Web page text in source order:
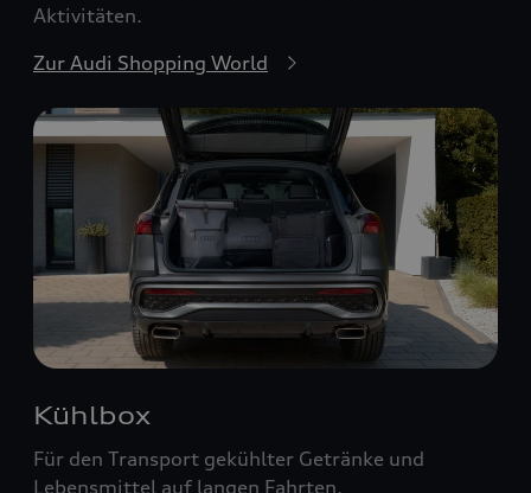
Aktivitäten.
Zur Audi Shopping World
Kühlbox
Für den Transport gekühlter Getränke und
Lebensmittel auf langen Fahrten.